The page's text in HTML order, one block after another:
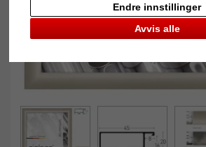
Avvis alle
Endre innstillinger